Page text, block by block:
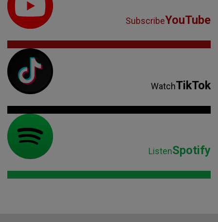
SubscribeYouTube
WatchTikTok
ListenSpotify